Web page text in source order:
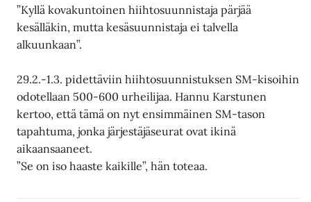
”Kyllä kovakuntoinen hiihtosuunnistaja pärjää
kesälläkin, mutta kesäsuunnistaja ei talvella
alkuunkaan”.
29.2.-1.3. pidettäviin hiihtosuunnistuksen SM-kisoihin
odotellaan 500-600 urheilijaa. Hannu Karstunen
kertoo, että tämä on nyt ensimmäinen SM-tason
tapahtuma, jonka järjestäjäseurat ovat ikinä
aikaansaaneet.
”Se on iso haaste kaikille”, hän toteaa.